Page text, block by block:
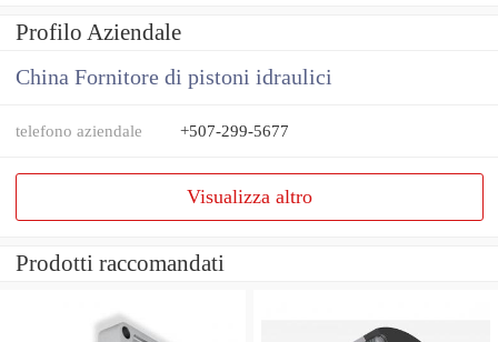
Profilo Aziendale
China Fornitore di pistoni idraulici
telefono aziendale +507-299-5677
Visualizza altro
Prodotti raccomandati